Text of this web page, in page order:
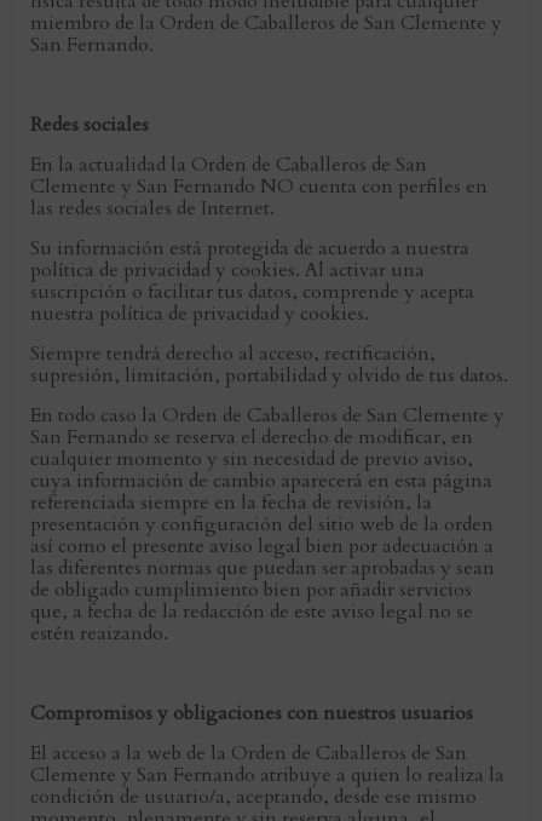
miembro de la Orden de Caballeros de San Clemente y
San Fernando.
Redes sociales
En la actualidad la Orden de Caballeros de San
Clemente y San Fernando NO cuenta con perfiles en
las redes sociales de Internet.
Su información está protegida de acuerdo a nuestra
política de privacidad y cookies. Al activar una
suscripción o facilitar tus datos, comprende y acepta
nuestra política de privacidad y cookies.
Siempre tendrá derecho al acceso, rectificación,
supresión, limitación, portabilidad y olvido de tus datos.
En todo caso la Orden de Caballeros de San Clemente y
San Fernando se reserva el derecho de modificar, en
cualquier momento y sin necesidad de previo aviso,
cuya información de cambio aparecerá en esta página
referenciada siempre en la fecha de revisión, la
presentación y configuración del sitio web de la orden
así como el presente aviso legal bien por adecuación a
las diferentes normas que puedan ser aprobadas y sean
de obligado cumplimiento bien por añadir servicios
que, a fecha de la redacción de este aviso legal no se
estén reaizando.
Compromisos y obligaciones con nuestros usuarios
El acceso a la web de la Orden de Caballeros de San
Clemente y San Fernando atribuye a quien lo realiza la
condición de usuario/a, aceptando, desde ese mismo